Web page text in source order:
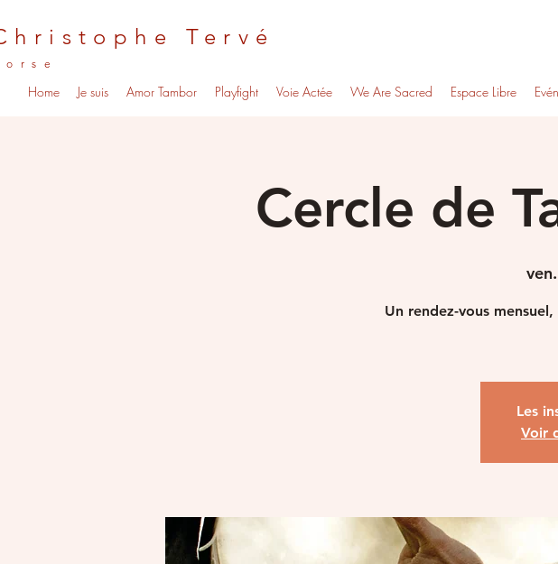
Tervé
Home Je suis Amor Tambor Playfight Voie Actée We Are Sacred Espace Libre
Cercle de
Un rendez-vous
Les
Voir